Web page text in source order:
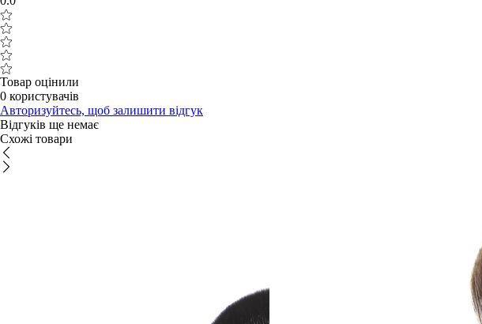
Товар оцінили
0 користувачів
Авторизуйтесь, щоб залишити відгук
Відгуків ще немає
Схожі товари